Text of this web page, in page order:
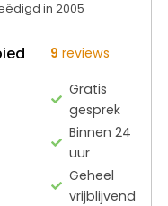
in 2005
9 reviews
Gratis
gesprek
Binnen 24
uur
Geheel
vrijblijvend